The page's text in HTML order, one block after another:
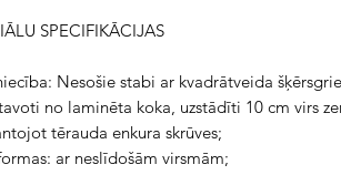
SPECIFIKĀCIJAS
Nesošie stabi ar kvadrātveida
no laminēta koka, uzstādīti 10 cm virs
tērauda enkura skrūves;
ar neslīdošām virsmām;